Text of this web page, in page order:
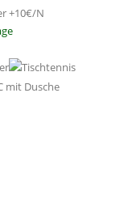
+10€/N